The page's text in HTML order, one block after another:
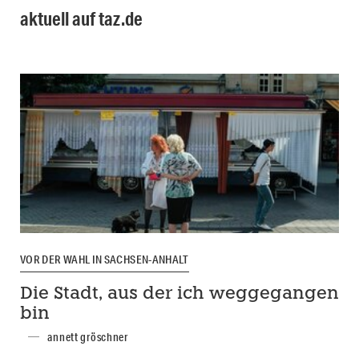
aktuell auf taz.de
VOR DER WAHL IN SACHSEN-ANHALT
Die Stadt, aus der ich weggegangen
bin
annett gröschner